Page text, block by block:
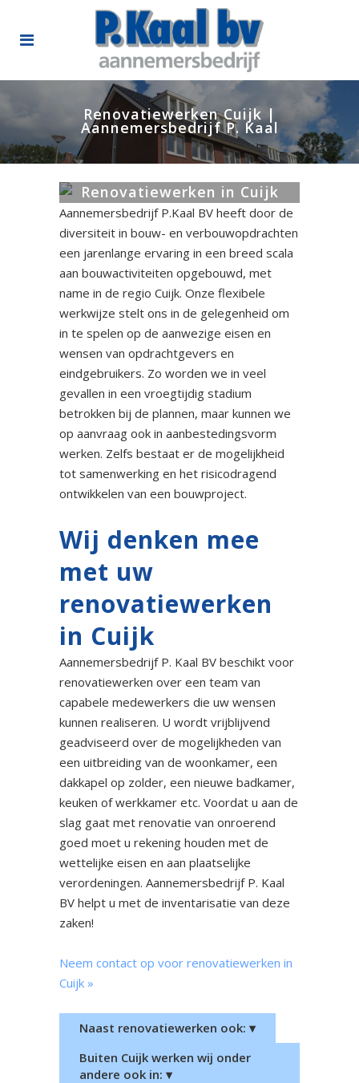
Renovatiewerken Cuijk |
Aannemersbedrijf P. Kaal
Renovatiewerken in Cuijk
Aannemersbedrijf P.Kaal BV heeft door de
diversiteit in bouw- en verbouwopdrachten
een jarenlange ervaring in een breed scala
aan bouwactiviteiten opgebouwd, met
name in de regio Cuijk. Onze flexibele
werkwijze stelt ons in de gelegenheid om
in te spelen op de aanwezige eisen en
wensen van opdrachtgevers en
eindgebruikers. Zo worden we in veel
gevallen in een vroegtijdig stadium
betrokken bij de plannen, maar kunnen we
op aanvraag ook in aanbestedingsvorm
werken. Zelfs bestaat er de mogelijkheid
tot samenwerking en het risicodragend
ontwikkelen van een bouwproject.
Wij denken mee
met uw
renovatiewerken
in Cuijk
Aannemersbedrijf P. Kaal BV beschikt voor
renovatiewerken over een team van
capabele medewerkers die uw wensen
kunnen realiseren. U wordt vrijblijvend
geadviseerd over de mogelijkheden van
een uitbreiding van de woonkamer, een
dakkapel op zolder, een nieuwe badkamer,
keuken of werkkamer etc. Voordat u aan de
slag gaat met renovatie van onroerend
goed moet u rekening houden met de
wettelijke eisen en aan plaatselijke
verordeningen. Aannemersbedrijf P. Kaal
BV helpt u met de inventarisatie van deze
zaken!
Neem contact op voor renovatiewerken in
Cuijk »
Naast renovatiewerken ook: ▾
Buiten Cuijk werken wij onder
andere ook in: ▾